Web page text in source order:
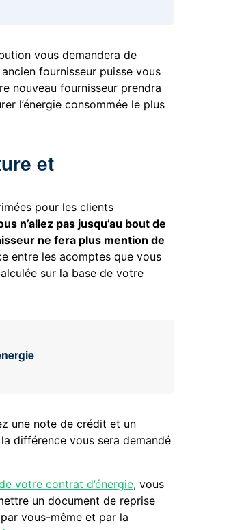
vous demandera de
fournisseur puisse vous
nouveau fournisseur prendra
l’énergie consommée le plus
et
pour les clients
n’allez pas jusqu’au bout de
ne fera plus mention de
entre les acomptes que vous
sur la base de votre
une note de crédit et un
différence vous sera demandé
votre contrat d’énergie, vous
un document de reprise
vous-même et par la